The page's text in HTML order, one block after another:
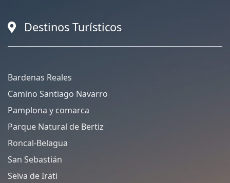
Destinos Turísticos
Bardenas Reales
Camino Santiago Navarro
Pamplona y comarca
Parque Natural de Bertiz
Roncal-Belagua
San Sebastián
Selva de Irati